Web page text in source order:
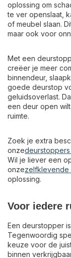
oplossing om
te ver openslaat,
of meubel slaan.
maar ook voor
Met een
creëer je meer
binnendeur,
goede deurstop
geluidsoverlast.
een deur open
ruimte.
Zoek je extra
onze
Wil je liever een
onzezelfklevende
oplossing.
Voor iedere
Een deurstopper
Tegenwoordig
keuze voor de
binnen